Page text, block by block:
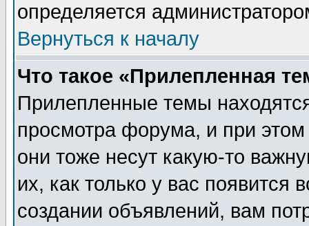
определяется
Вернуться к началу
Что такое «Прилепленная
Прилепленные темы
просмотра форума, и при
они тоже несут какую-то
их, как только у вас появится
создании объявлений, вам